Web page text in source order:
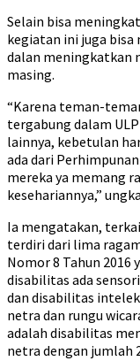
Selain bisa
kegiatan ini juga
dalan meningkatkan
masing.
“Karena teman-
tergabung dalam
lainnya, kebetulan
ada dari
mereka ya memang
kesehariannya,”
Ia mengatakan,
terdiri dari lima
Nomor 8 Tahun 2016
disabilitas ada
dan disabilitas
netra dan rungu
adalah disabilitas
netra dengan jumlah